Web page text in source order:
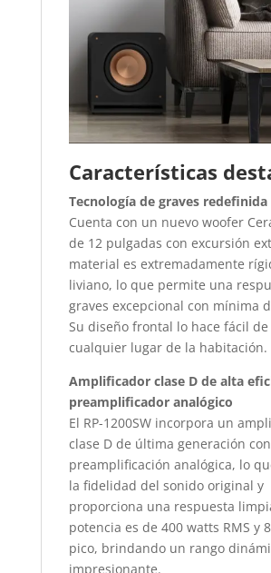
Características
Tecnología de graves redefinida
Cuenta con un nuevo woofer
de 12 pulgadas con excursión
material es extremadamente
liviano, lo que permite una
graves excepcional con mínima
Su diseño frontal lo hace fácil
cualquier lugar de la habitación.
Amplificador clase D de alta
preamplificador analógico
El RP-1200SW incorpora un
clase D de última generación
preamplificación analógica, lo
la fidelidad del sonido original y
proporciona una respuesta
potencia es de 400 watts RMS y
pico, brindando un rango
impresionante.